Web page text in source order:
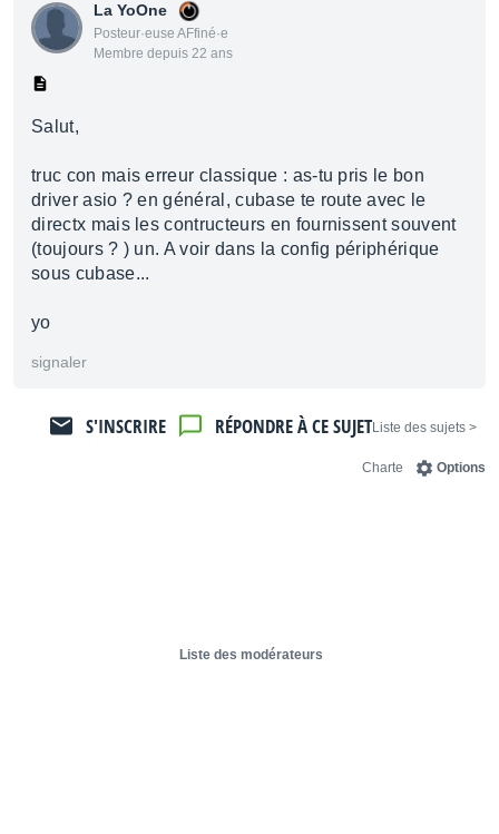
La YoOne
Posteur·euse AFfiné·e
Membre depuis 22 ans
Salut,
truc con mais erreur classique : as-tu pris le bon
driver asio ? en général, cubase te route avec le
directx mais les contructeurs en fournissent souvent
(toujours ? ) un. A voir dans la config périphérique
sous cubase...
yo
signaler
< Liste des sujets
RÉPONDRE À CE SUJET
S'INSCRIRE
Options
Charte
Liste des modérateurs